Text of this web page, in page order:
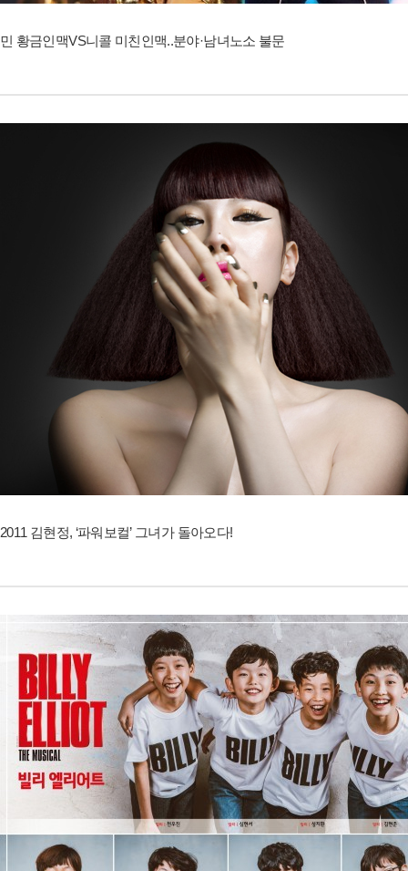
민 황금인맥VS니콜 미친인맥..분야·남녀노소 불문
2011 김현정, ‘파워보컬’ 그녀가 돌아오다!